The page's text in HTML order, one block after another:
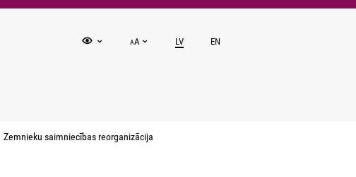
AA LV EN
Zemnieku saimniecības reorganizācija